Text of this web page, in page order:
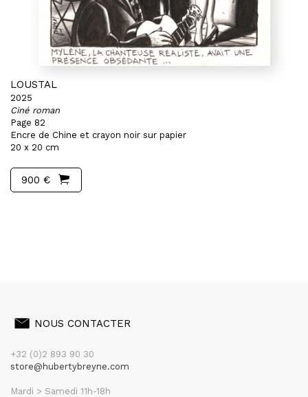
LOUSTAL
2025
Ciné roman
Page 82
Encre de Chine et crayon noir sur papier
20 x 20 cm
900 €
NOUS CONTACTER
+32 (0)2 893 90 30
store@hubertybreyne.com
Mardi > Samedi 11h-18h